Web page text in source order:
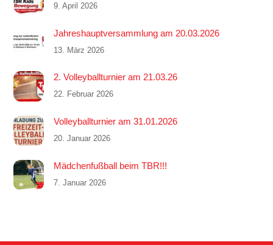
9. April 2026
Jahreshauptversammlung am 20.03.2026
13. März 2026
2. Volleyballturnier am 21.03.26
22. Februar 2026
Volleyballturnier am 31.01.2026
20. Januar 2026
Mädchenfußball beim TBR!!!
7. Januar 2026